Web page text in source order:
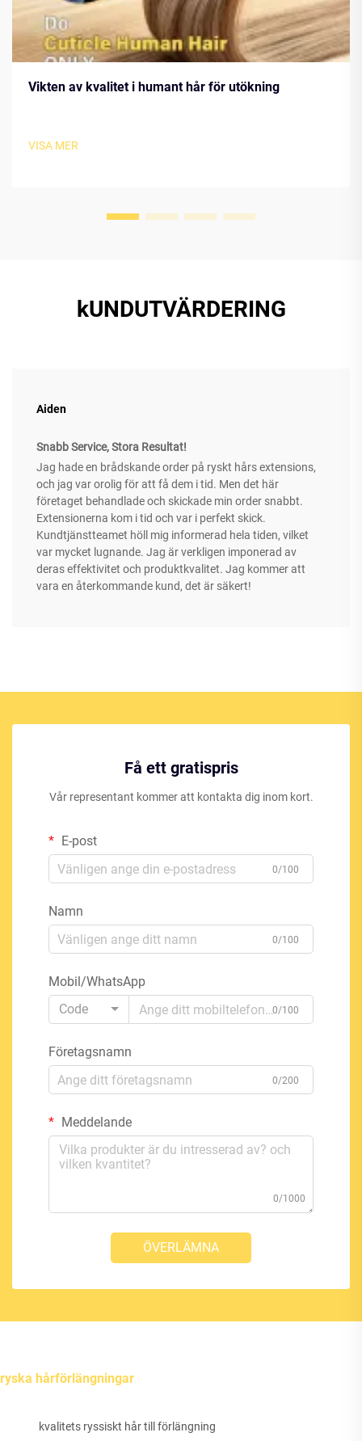
Vikten av kvalitet i humant hår för utökning
VISA MER
kUNDUTVÄRDERING
Aiden
Snabb Service, Stora Resultat!
Jag hade en brådskande order på ryskt hårs extensions,
och jag var orolig för att få dem i tid. Men det här
företaget behandlade och skickade min order snabbt.
Extensionerna kom i tid och var i perfekt skick.
Kundtjänstteamet höll mig informerad hela tiden, vilket
var mycket lugnande. Jag är verkligen imponerad av
deras effektivitet och produktkvalitet. Jag kommer att
vara en återkommande kund, det är säkert!
Få ett gratispris
Vår representant kommer att kontakta dig inom kort.
E-post
0/100
Namn
0/100
Mobil/WhatsApp
Code
0/100
Företagsnamn
0/200
Meddelande
0/1000
ÖVERLÄMNA
ryska hårförlängningar
kvalitets ryssiskt hår till förlängning